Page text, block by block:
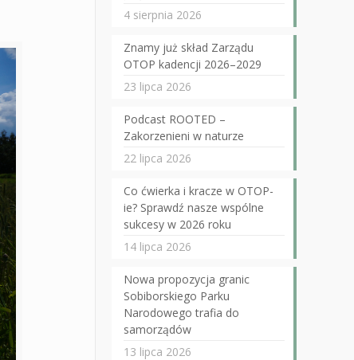
4 sierpnia 2026
Znamy już skład Zarządu
OTOP kadencji 2026–2029
23 lipca 2026
Podcast ROOTED –
Zakorzenieni w naturze
22 lipca 2026
Co ćwierka i kracze w OTOP-
ie? Sprawdź nasze wspólne
sukcesy w 2026 roku
14 lipca 2026
Nowa propozycja granic
Sobiborskiego Parku
Narodowego trafia do
samorządów
13 lipca 2026